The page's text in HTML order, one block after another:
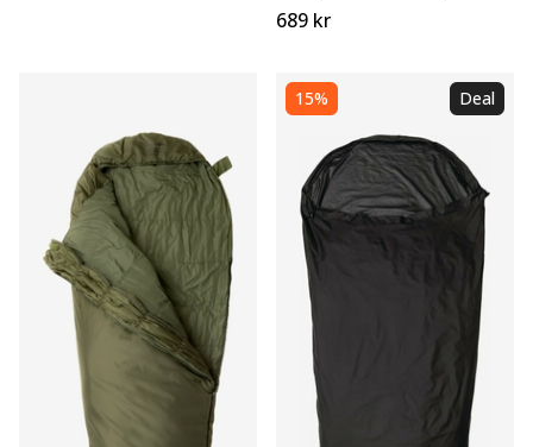
689 kr
15% Deal